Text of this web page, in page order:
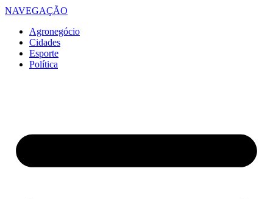
NAVEGAÇÃO
Agronegócio
Cidades
Esporte
Política